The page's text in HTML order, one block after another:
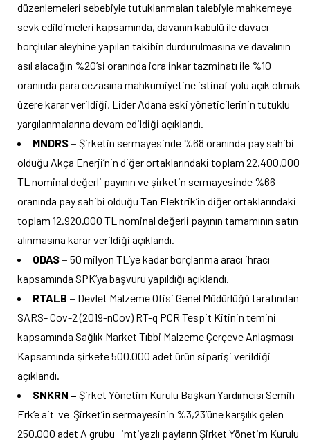
düzenlemeleri sebebiyle tutuklanmaları talebiyle mahkemeye
sevk edildimeleri kapsamında, davanın kabulü ile davacı
borçlular aleyhine yapılan takibin durdurulmasına ve davalının
asıl alacağın %20’si oranında icra inkar tazminatı ile %10
oranında para cezasına mahkumiyetine istinaf yolu açık olmak
üzere karar verildiği, Lider Adana eski yöneticilerinin tutuklu
yargılanmalarına devam edildiği açıklandı.
MNDRS – Şirketin sermayesinde %68 oranında pay sahibi
olduğu Akça Enerji’nin diğer ortaklarındaki toplam 22.400.000
TL nominal değerli payının ve şirketin sermayesinde %66
oranında pay sahibi olduğu Tan Elektrik’in diğer ortaklarındaki
toplam 12.920.000 TL nominal değerli payının tamamının satın
alınmasına karar verildiği açıklandı.
ODAS – 50 milyon TL’ye kadar borçlanma aracı ihracı
kapsamında SPK’ya başvuru yapıldığı açıklandı.
RTALB – Devlet Malzeme Ofisi Genel Müdürlüğü tarafından
SARS- Cov-2 (2019-nCov) RT-q PCR Tespit Kitinin temini
kapsamında Sağlık Market Tıbbi Malzeme Çerçeve Anlaşması
Kapsamında şirkete 500.000 adet ürün siparişi verildiği
açıklandı.
SNKRN – Şirket Yönetim Kurulu Başkan Yardımcısı Semih
Erk’e ait ve Şirket’in sermayesinin %3,23’üne karşılık gelen
250.000 adet A grubu imtiyazlı payların Şirket Yönetim Kurulu